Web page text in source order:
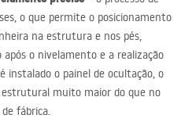
o que permite o posicionamento
na estrutura e nos pés,
o nivelamento e a realização
instalado o painel de ocultação, o
muito maior do que no
fábrica.